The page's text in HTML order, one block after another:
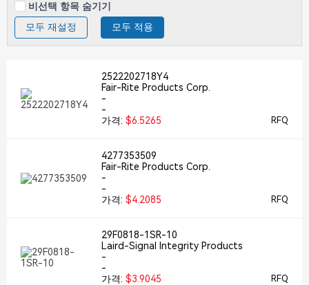
비선택 항목 숨기기
모두 재설정
모두 적용
2522202718Y4
Fair-Rite Products Corp.
-
-
가격: $6.5265 RFQ
4277353509
Fair-Rite Products Corp.
-
-
가격: $4.2085 RFQ
29F0818-1SR-10
Laird-Signal Integrity Products
-
-
가격: $3.9045 RFQ